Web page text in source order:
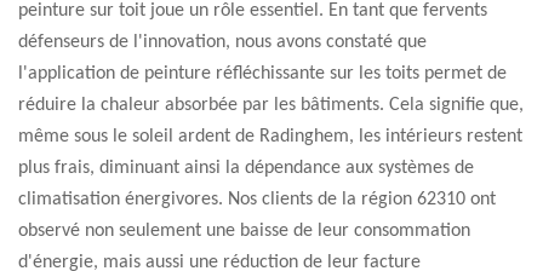
peinture sur toit joue un rôle essentiel. En tant que fervents
défenseurs de l'innovation, nous avons constaté que
l'application de peinture réfléchissante sur les toits permet de
réduire la chaleur absorbée par les bâtiments. Cela signifie que,
même sous le soleil ardent de Radinghem, les intérieurs restent
plus frais, diminuant ainsi la dépendance aux systèmes de
climatisation énergivores. Nos clients de la région 62310 ont
observé non seulement une baisse de leur consommation
d'énergie, mais aussi une réduction de leur facture